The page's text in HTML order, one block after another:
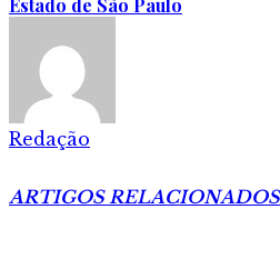
Redação
ARTIGOS RELACIONADOS